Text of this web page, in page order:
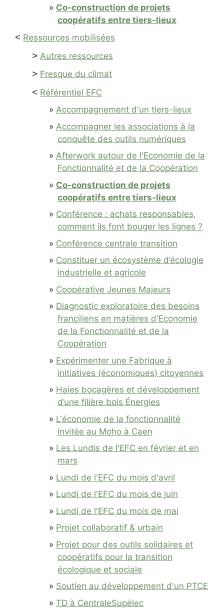
Co-construction de projets
coopératifs entre tiers-lieux
< Ressources mobilisées
> Autres ressources
> Fresque du climat
< Référentiel EFC
Accompagnement d'un tiers-lieux
Accompagner les associations à la
conquête des outils numériques
Afterwork autour de l'Economie de la
Fonctionnalité et de la Coopération
Co-construction de projets
coopératifs entre tiers-lieux
Conférence : achats responsables,
comment ils font bouger les lignes ?
Conférence centrale transition
Constituer un écosystème d’écologie
industrielle et agricole
Coopérative Jeunes Majeurs
Diagnostic exploratoire des besoins
franciliens en matières d'Economie
de la Fonctionnalité et de la
Coopération
Expérimenter une Fabrique à
initiatives (économiques) citoyennes
Haies bocagères et développement
d’une filière bois Énergies
L'économie de la fonctionnalité
invitée au Moho à Caen
Les Lundis de l'EFC en février et en
mars
Lundi de l'EFC du mois d'avril
Lundi de l'EFC du mois de juin
Lundi de l'EFC du mois de mai
Projet collaboratif & urbain
Projet pour des outils solidaires et
coopératifs pour la transition
écologique et sociale
Soutien au développement d'un PTCE
TD à CentraleSupélec